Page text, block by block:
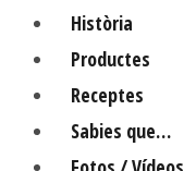
Història
Productes
Receptes
Sabies que…